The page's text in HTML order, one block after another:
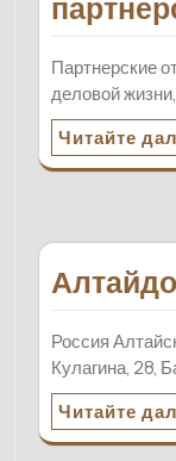
Партнерские
деловой жизни,
Читайте
Россия
Кулагина, 28,
Читайте